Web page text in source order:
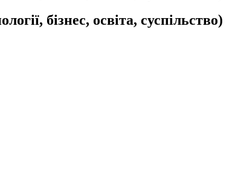
бізнес, освіта, суспільство)